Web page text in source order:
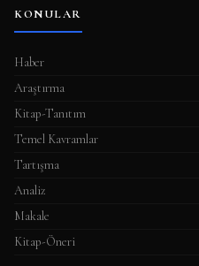
KONULAR
Haber
Araştırma
Kitap-Tanıtım
Temel Kavramlar
Tartışma
Analiz
Makale
Kitap-Öneri